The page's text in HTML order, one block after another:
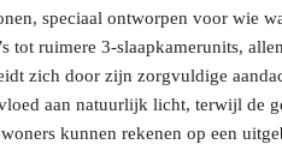
speciaal ontworpen voor wie
tot ruimere 3-slaapkamerunits,
zich door zijn zorgvuldige
aan natuurlijk licht, terwijl de
kunnen rekenen op een